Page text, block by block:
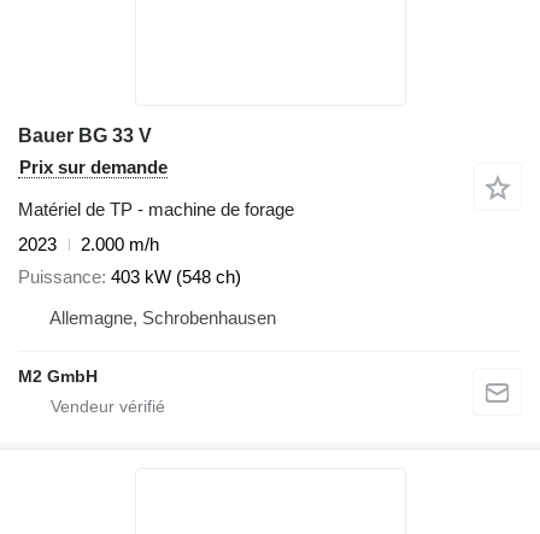
Bauer BG 33 V
Prix sur demande
Matériel de TP - machine de forage
2023
2.000 m/h
Puissance 403 kW (548 ch)
Allemagne, Schrobenhausen
M2 GmbH